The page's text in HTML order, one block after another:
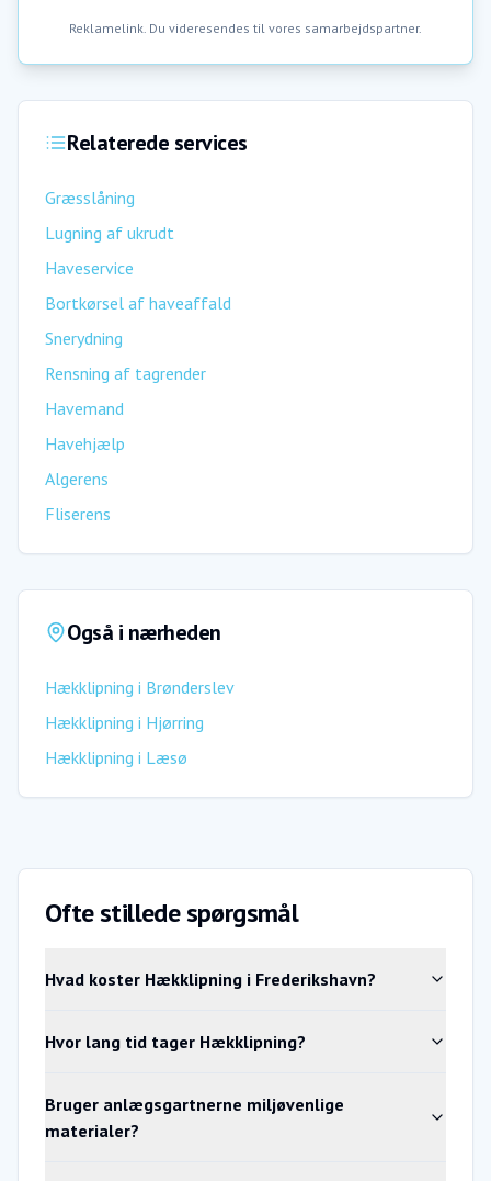
Reklamelink. Du videresendes til vores samarbejdspartner.
Relaterede services
Græsslåning
Lugning af ukrudt
Haveservice
Bortkørsel af haveaffald
Snerydning
Rensning af tagrender
Havemand
Havehjælp
Algerens
Fliserens
Også i nærheden
Hækklipning i Brønderslev
Hækklipning i Hjørring
Hækklipning i Læsø
Ofte stillede spørgsmål
Hvad koster Hækklipning i Frederikshavn?
Hvor lang tid tager Hækklipning?
Bruger anlægsgartnerne miljøvenlige
materialer?